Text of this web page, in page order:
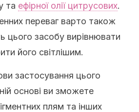
та ефірної олії цитрусових.
переваг варто також
цього засобу вирівнювати
його світлішим.
застосування цього
основі ви зможете
плям та інших